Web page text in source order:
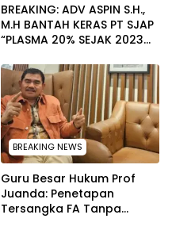
BREAKING: ADV ASPIN S.H.,
M.H BANTAH KERAS PT SJAP
“PLASMA 20% SEJAK 2023
WARGA WAWOONE!
BREAKING NEWS
Guru Besar Hukum Prof
Juanda: Penetapan
Tersangka FA Tanpa